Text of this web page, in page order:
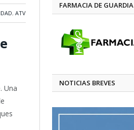
, ATV
Una
FARMACIA DE GUARDIA
NOTICIAS BREVES